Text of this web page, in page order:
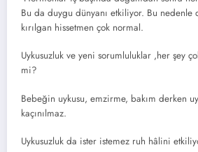
Bu da duygu dünyanı etkiliyor. Bu nedenle
kırılgan hissetmen çok normal.
Uykusuzluk ve yeni sorumluluklar ,her şey
mi?
Bebeğin uykusu, emzirme, bakım derken
kaçınılmaz.
Uykusuzluk da ister istemez ruh hâlini